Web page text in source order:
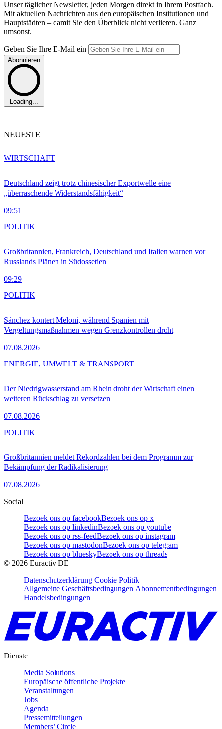
Unser täglicher Newsletter, jeden Morgen direkt in Ihrem Postfach.
Mit aktuellen Nachrichten aus den europäischen Institutionen und
Hauptstädten – damit Sie den Überblick nicht verlieren. Ganz
umsonst.
Geben Sie Ihre E-Mail ein
Abonnieren
Loading...
NEUESTE
Deutschland zeigt trotz chinesischer Exportwelle eine
„überraschende Widerstandsfähigkeit“
09:51
WIRTSCHAFT
Großbritannien, Frankreich, Deutschland und Italien warnen vor
Russlands Plänen in Südossetien
09:29
POLITIK
Sánchez kontert Meloni, während Spanien mit
Vergeltungsmaßnahmen wegen Grenzkontrollen droht
07.08.2026
POLITIK
Der Niedrigwasserstand am Rhein droht der Wirtschaft einen
weiteren Rückschlag zu versetzen
07.08.2026
ENERGIE, UMWELT & TRANSPORT
Großbritannien meldet Rekordzahlen bei dem Programm zur
Bekämpfung der Radikalisierung
07.08.2026
POLITIK
Social
Bezoek ons op facebookBezoek ons op x
Bezoek ons op linkedinBezoek ons op youtube
Bezoek ons op rss-feedBezoek ons op instagram
Bezoek ons op mastodonBezoek ons op telegram
Bezoek ons op blueskyBezoek ons op threads
© 2026 Euractiv DE
Datenschutzerklärung Cookie Politik
Allgemeine Geschäftsbedingungen Abonnementbedingungen
Handelsbedingungen
Dienste
Media Solutions
Europäische öffentliche Projekte
Veranstaltungen
Jobs
Agenda
Pressemitteilungen
Members’ Circle